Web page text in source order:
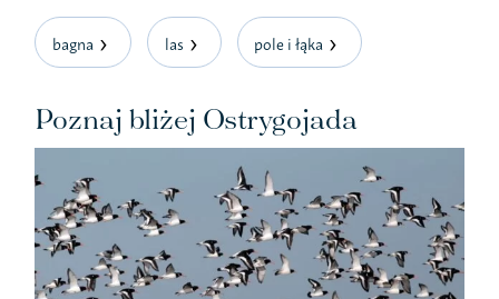
bagna las pole i łąka
Poznaj bliżej Ostrygojada